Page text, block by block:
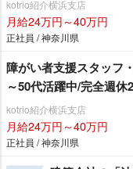
kotrio紹介横浜支店
月給24万円～40万円
正社員 / 神奈川県
障がい者支援スタッフ
～50代活躍中/完全週休
kotrio紹介横浜支店
月給24万円～40万円
正社員 / 神奈川県